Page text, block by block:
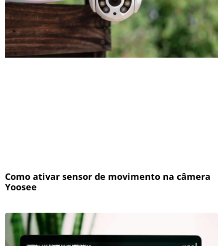
Como ativar sensor de movimento na câmera
Yoosee